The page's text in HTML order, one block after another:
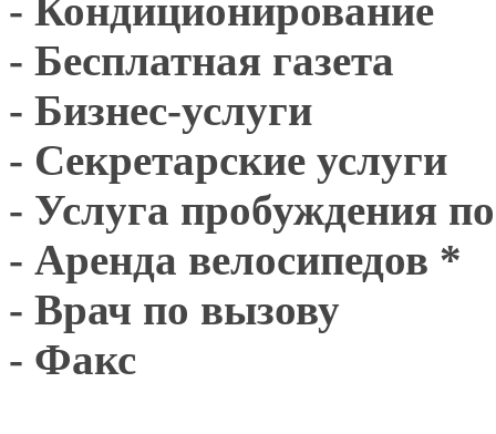
- Кондиционирование
- Бесплатная газета
- Бизнес-услуги
- Секретарские услуги
- Услуга пробуждения
- Аренда велосипедов *
- Врач по вызову
- Факс